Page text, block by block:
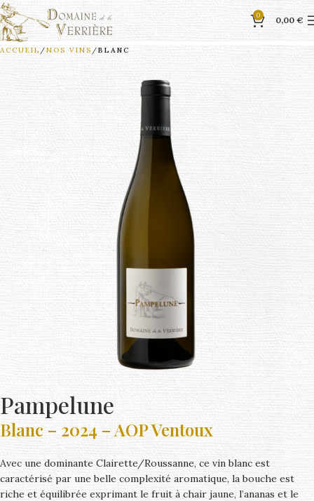
0 0,00 €
ACCUEIL NOS VINS BLANC
Pampelune
Blanc – 2024 – AOP Ventoux
Avec une dominante Clairette/Roussanne, ce vin blanc est
caractérisé par une belle complexité aromatique, la bouche est
riche et équilibrée exprimant le fruit à chair jaune, l’ananas et le